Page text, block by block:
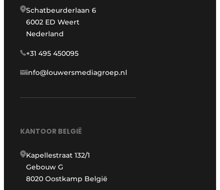
Schatbeurderlaan 6
6002 ED Weert
Nederland
+31 495 450095
info@louwersmediagroep.nl
KANTOOR BELGIË
Kapellestraat 132/1
Gebouw G
8020 Oostkamp België